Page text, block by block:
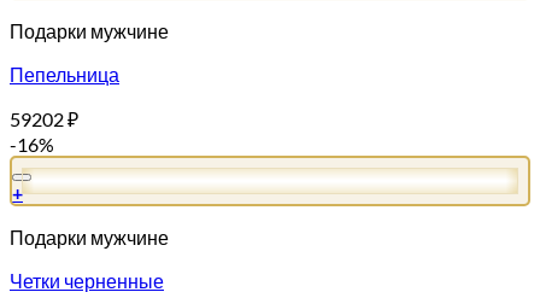
Подарки мужчине
Пепельница
59202₽
-16%
+
Подарки мужчине
Четки черненные